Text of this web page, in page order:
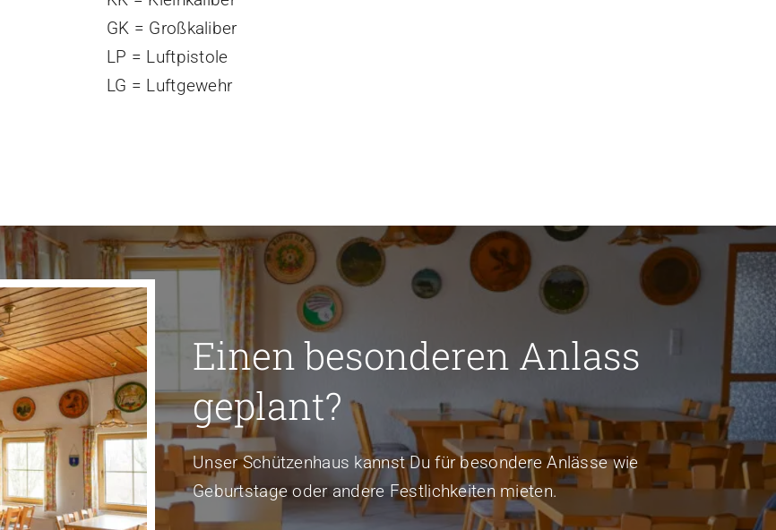
GK = Großkaliber
LP = Luftpistole
LG = Luftgewehr
Einen besonderen Anlass
geplant?
Unser Schützenhaus kannst Du für besondere Anlässe wie
Geburtstage oder andere Festlichkeiten mieten.